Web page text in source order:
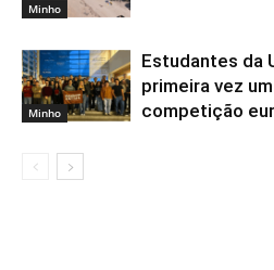
Minho
Minho
Estudantes da
primeira vez
competição